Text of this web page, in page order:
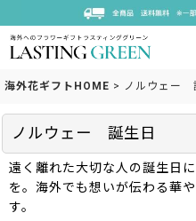
海外花ギフトHOME > ノルウェー
ノルウェー 誕生日
遠く離れた大切な人の誕生日
を。海外でも想いが伝わる華
す。